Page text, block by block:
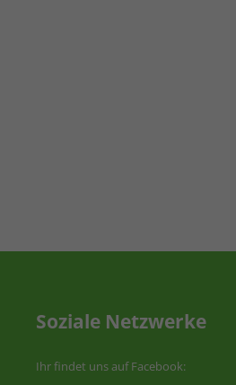
Soziale Netzwerke
Ihr findet uns auf Facebook: